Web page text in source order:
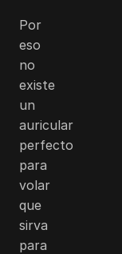
Por
eso
no
existe
un
auricular
perfecto
para
volar
que
sirva
para